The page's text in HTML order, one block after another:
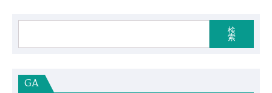
検
索
GA